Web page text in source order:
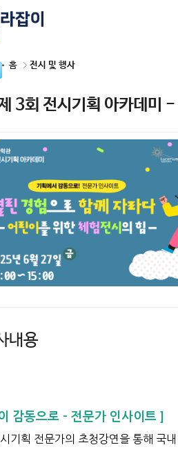
홈 전시 및 행사
3회 전시기획 아카데미
내용
감동으로 - 전문가 인사이트 ]
기획 전문가의 초청강연을 통해 국